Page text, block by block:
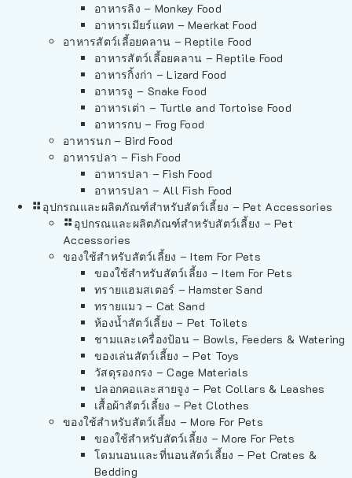
อาหารลิง – Monkey Food
อาหารเมียร์แคท – Meerkat Food
อาหารสัตว์เลี้อยคลาน – Reptile Food
อาหารสัตว์เลี้อยคลาน – Reptile Food
อาหารกิ้งก่า – Lizard Food
อาหารงู – Snake Food
อาหารเต่า – Turtle and Tortoise Food
อาหารกบ – Frog Food
อาหารนก – Bird Food
อาหารปลา – Fish Food
อาหารปลา – Fish Food
อาหารปลา – All Fish Food
อุปกรณและผลิตภัณฑ์สำหรับสัตว์เลี้ยง – Pet Accessories
อุปกรณและผลิตภัณฑ์สำหรับสัตว์เลี้ยง – Pet
Accessories
ของใช้สำหรับสัตว์เลี้ยง – Item For Pets
ของใช้สำหรับสัตว์เลี้ยง – Item For Pets
ทรายแฮมสเตอร์ – Hamster Sand
ทรายแมว – Cat Sand
ห้องน้ำสัตว์เลี้ยง – Pet Toilets
ชามและเครื่องป้อน – Bowls, Feeders & Watering
ของเล่นสัตว์เลี้ยง – Pet Toys
วัสดุรองกรง – Cage Materials
ปลอกคอและสายจูง – Pet Collars & Leashes
เสื้อผ้าสัตว์เลี้ยง – Pet Clothes
ของใช้สำหรับสัตว์เลี้ยง – More For Pets
ของใช้สำหรับสัตว์เลี้ยง – More For Pets
โดมนอนและที่นอนสัตว์เลี้ยง – Pet Crates &
Bedding